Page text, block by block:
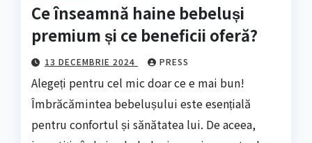
Ce înseamnă haine bebeluși
premium și ce beneficii oferă?
13 DECEMBRIE 2024 PRESS
Alegeți pentru cel mic doar ce e mai bun!
Îmbrăcămintea bebelușului este esențială
pentru confortul și sănătatea lui. De aceea,